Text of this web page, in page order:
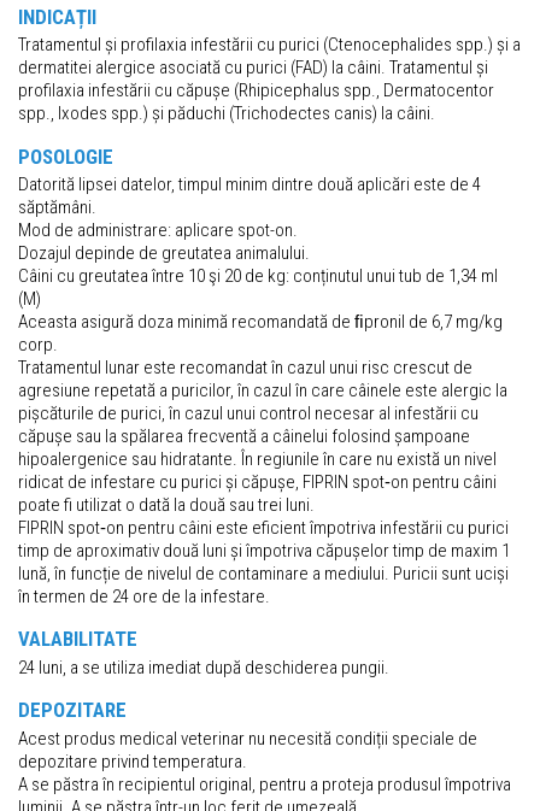
INDICAȚII
Tratamentul și profilaxia infestării cu purici (Ctenocephalides spp.) și a
dermatitei alergice asociată cu purici (FAD) la câini. Tratamentul și
profilaxia infestării cu căpușe (Rhipicephalus spp., Dermatocentor
spp., Ixodes spp.) și păduchi (Trichodectes canis) la câini.
POSOLOGIE
Datorită lipsei datelor, timpul minim dintre două aplicări este de 4
săptămâni.
Mod de administrare: aplicare spot-on.
Dozajul depinde de greutatea animalului.
Câini cu greutatea între 10 şi 20 de kg: conținutul unui tub de 1,34 ml
(M)
Aceasta asigură doza minimă recomandată de ﬁpronil de 6,7 mg/kg
corp.
Tratamentul lunar este recomandat în cazul unui risc crescut de
agresiune repetată a puricilor, în cazul în care câinele este alergic la
pișcăturile de purici, în cazul unui control necesar al infestării cu
căpușe sau la spălarea frecventă a câinelui folosind șampoane
hipoalergenice sau hidratante. În regiunile în care nu există un nivel
ridicat de infestare cu purici și căpușe, FIPRIN spot‐on pentru câini
poate fi utilizat o dată la două sau trei luni.
FIPRIN spot‐on pentru câini este eficient împotriva infestării cu purici
timp de aproximativ două luni și împotriva căpușelor timp de maxim 1
lună, în funcție de nivelul de contaminare a mediului. Puricii sunt uciși
în termen de 24 ore de la infestare.
VALABILITATE
24 luni, a se utiliza imediat după deschiderea pungii.
DEPOZITARE
Acest produs medical veterinar nu necesită condiții speciale de
depozitare privind temperatura.
A se păstra în recipientul original, pentru a proteja produsul împotriva